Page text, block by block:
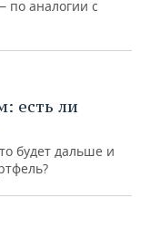
по аналогии с
есть ли
будет дальше и